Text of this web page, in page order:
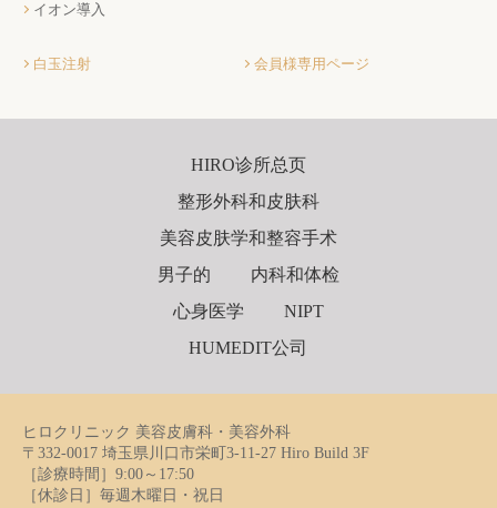
イオン導入
白玉注射 会員様専用ページ
HIRO诊所总页
整形外科和皮肤科
美容皮肤学和整容手术
男子的
内科和体检
心身医学
NIPT
HUMEDIT公司
ヒロクリニック 美容皮膚科・美容外科
〒332-0017 埼玉県川口市栄町3-11-27 Hiro Build 3F
［診療時間］9:00～17:50
［休診日］毎週木曜日・祝日